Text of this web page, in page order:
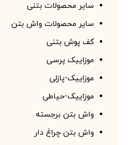
سایر محصولات بتنی
سایر محصولات واش بتن
کف پوش بتنی
موزاییک پرسی
موزاییک-پازلی
موزاییک-حیاطی
واش بتن برجسته
واش بتن چراغ دار